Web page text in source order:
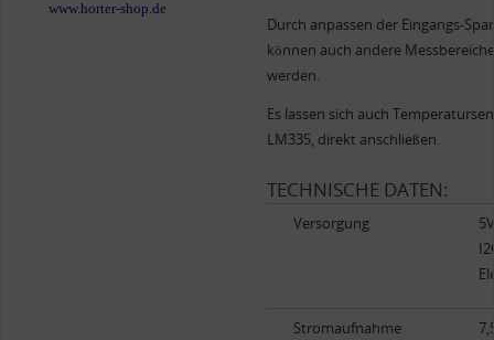
www.horter-shop.de
Durch anpassen der Eingangs-
können auch andere
werden.
Es lassen sich auch
LM335, direkt anschließen.
TECHNISCHE DATEN:
Versorgung
Stromaufnahme